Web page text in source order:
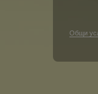
Общи